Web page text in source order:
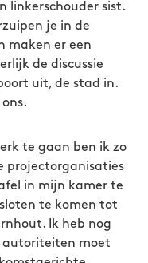
linkerschouder sist.
je in de
maken er een
de discussie
uit, de stad in.
te gaan ben ik zo
projectorganisaties
in mijn kamer te
te komen tot
Ik heb nog
autoriteiten moet